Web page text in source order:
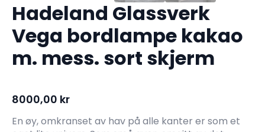
Hadeland Glassverk
Vega bordlampe kakao
m. mess. sort skjerm
8000,00 kr
En øy, omkranset av hav på alle kanter er som et